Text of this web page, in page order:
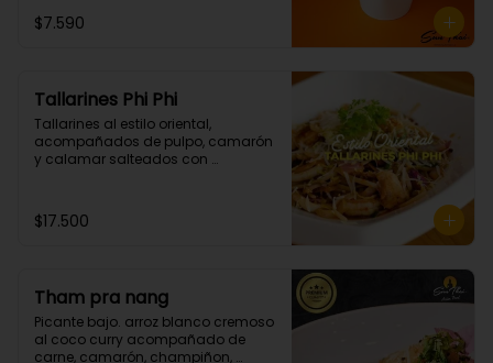
$7.590
Tallarines Phi Phi
Tallarines al estilo oriental,
acompañados de pulpo, camarón
y calamar salteados con
$17.500
Tham pra nang
Picante bajo. arroz blanco cremoso
al coco curry acompañado de
carne, camarón, champiñon,